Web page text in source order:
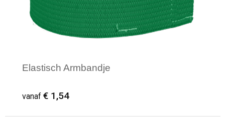
Elastisch Armbandje
vanaf € 1,54